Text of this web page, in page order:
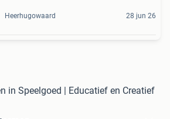
Heerhugowaard 28 jun 26
in Speelgoed | Educatief en Creatief